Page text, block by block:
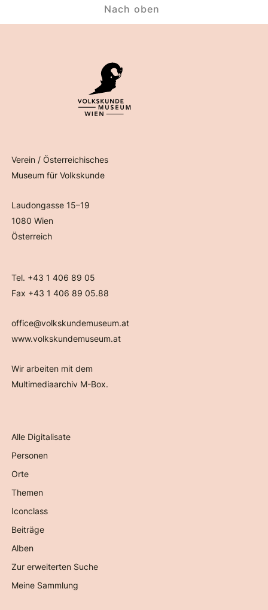
Verein / Österreichisches
Museum für Volkskunde
Laudongasse 15–19
1080 Wien
Österreich
Tel. +43 1 406 89 05
Fax +43 1 406 89 05.88
office@volkskundemuseum.at
www.volkskundemuseum.at
Wir arbeiten mit dem
Multimediaarchiv M-Box.
Alle Digitalisate
Personen
Orte
Themen
Iconclass
Beiträge
Alben
Zur erweiterten Suche
Meine Sammlung
Nach oben